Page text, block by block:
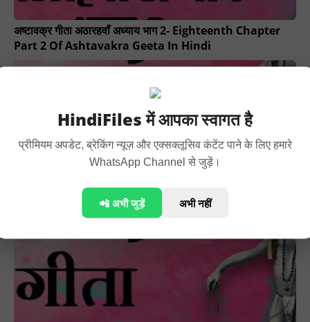
HindiFiles में आपका स्वागत है
प्रीमियम अपडेट, ब्रेकिंग न्यूज़ और एक्सक्लूसिव कंटेंट पाने के लिए हमारे
WhatsApp Channel से जुड़ें।
📲 अभी जुड़ें अभी नहीं
अष्टावक्र गीता अठारहवाँ अध्याय भाग 2- Eighteenth Chapter
Part 2 Of Ashtavakra Geeta In Hindi
अष्टावक्र गीता अठारहवाँ अध्याय भाग 1- Eighteenth Chapter
Part 1 Of Ashtavakra Geeta In Hindi